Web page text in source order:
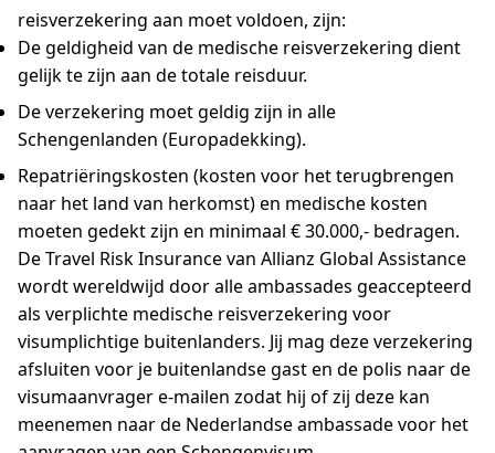
reisverzekering aan moet voldoen, zijn:
De geldigheid van de medische reisverzekering dient
gelijk te zijn aan de totale reisduur.
De verzekering moet geldig zijn in alle
Schengenlanden (Europadekking).
Repatriëringskosten (kosten voor het terugbrengen
naar het land van herkomst) en medische kosten
moeten gedekt zijn en minimaal € 30.000,- bedragen.
De Travel Risk Insurance van Allianz Global Assistance
wordt wereldwijd door alle ambassades geaccepteerd
als verplichte medische reisverzekering voor
visumplichtige buitenlanders. Jij mag deze verzekering
afsluiten voor je buitenlandse gast en de polis naar de
visumaanvrager e-mailen zodat hij of zij deze kan
meenemen naar de Nederlandse ambassade voor het